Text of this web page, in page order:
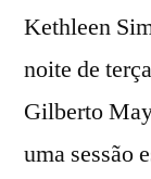
Kethleen
noite de
Gilberto
uma sessão